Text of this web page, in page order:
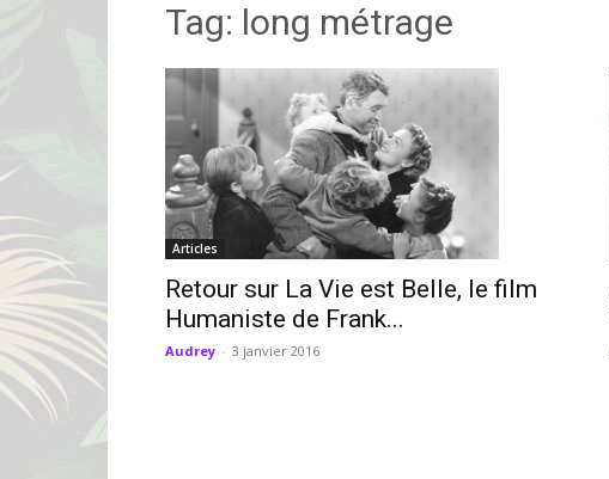
Tag: long métrage
Articles
Retour sur La Vie est Belle, le film
Humaniste de Frank...
Audrey - 3 janvier 2016